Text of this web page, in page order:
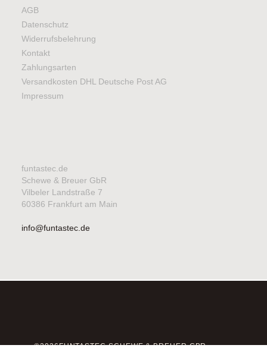
AGB
Datenschutz
Widerrufsbelehrung
Kontakt
Zahlungsarten
Versandkosten DHL Deutsche Post AG
Impressum
funtastec.de
Schewe & Breuer GbR
Vilbeler Landstraße 7
60386 Frankfurt am Main
info@funtastec.de
©2026FUNTASTEC SCHEWE & BREUER GBR